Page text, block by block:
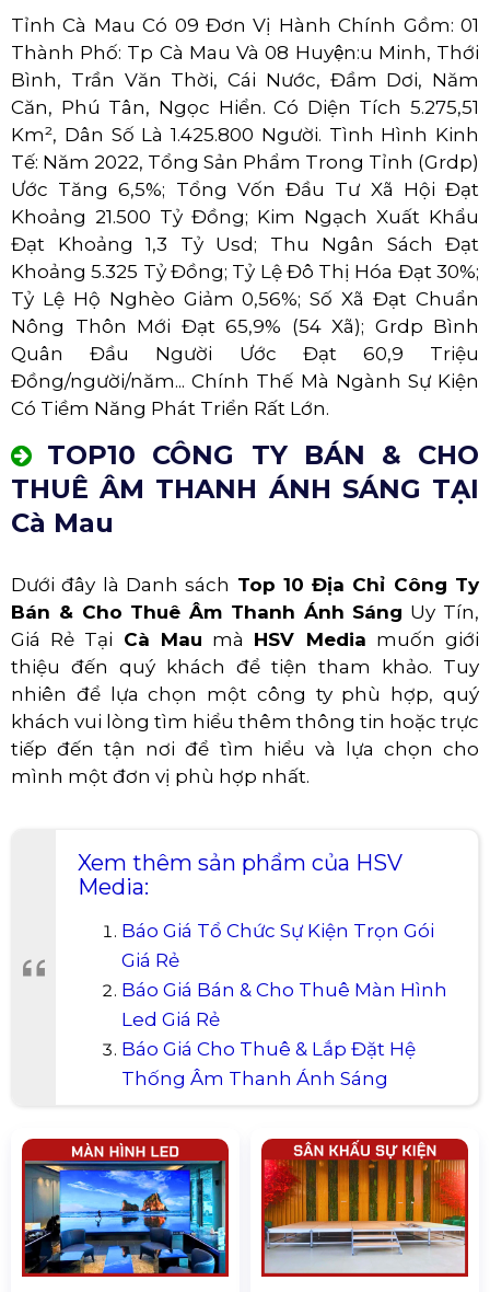
Tỉnh Cà Mau Có 09 Đơn Vị Hành Chính Gồm: 01
Thành Phố: Tp Cà Mau Và 08 Huyện:u Minh, Thới
Bình, Trần Văn Thời, Cái Nước, Đầm Dơi, Năm
Căn, Phú Tân, Ngọc Hiển. Có Diện Tích 5.275,51
Km², Dân Số Là 1.425.800 Người. Tình Hình Kinh
Tế: Năm 2022, Tổng Sản Phẩm Trong Tỉnh (Grdp)
Ước Tăng 6,5%; Tổng Vốn Đầu Tư Xã Hội Đạt
Khoảng 21.500 Tỷ Đồng; Kim Ngạch Xuất Khẩu
Đạt Khoảng 1,3 Tỷ Usd; Thu Ngân Sách Đạt
Khoảng 5.325 Tỷ Đồng; Tỷ Lệ Đô Thị Hóa Đạt 30%;
Tỷ Lệ Hộ Nghèo Giảm 0,56%; Số Xã Đạt Chuẩn
Nông Thôn Mới Đạt 65,9% (54 Xã); Grdp Bình
Quân Đầu Người Ước Đạt 60,9 Triệu
Đồng/người/năm... Chính Thế Mà Ngành Sự Kiện
Có Tiềm Năng Phát Triển Rất Lớn.
TOP10 CÔNG TY BÁN & CHO
THUÊ ÂM THANH ÁNH SÁNG TẠI
Cà Mau
Dưới đây là Danh sách Top 10 Địa Chỉ Công Ty
Bán & Cho Thuê Âm Thanh Ánh Sáng Uy Tín,
Giá Rẻ Tại Cà Mau mà HSV Media muốn giới
thiệu đến quý khách để tiện tham khảo. Tuy
nhiên để lựa chọn một công ty phù hợp, quý
khách vui lòng tìm hiểu thêm thông tin hoặc trực
tiếp đến tận nơi để tìm hiểu và lựa chọn cho
mình một đơn vị phù hợp nhất.
Xem thêm sản phẩm của HSV
Media:
Báo Giá Tổ Chức Sự Kiện Trọn Gói
Giá Rẻ
Báo Giá Bán & Cho Thuê Màn Hình
Led Giá Rẻ
Báo Giá Cho Thuê & Lắp Đặt Hệ
Thống Âm Thanh Ánh Sáng